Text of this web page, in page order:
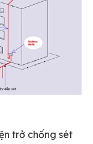
trở chống sét